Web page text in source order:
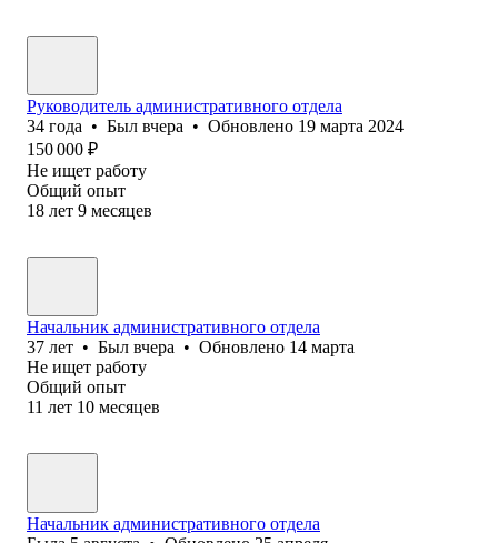
Руководитель административного отдела
34 года • Был вчера • Обновлено 19 марта 2024
150 000 ₽
Не ищет работу
Общий опыт
18 лет 9 месяцев
Начальник административного отдела
37 лет • Был вчера • Обновлено 14 марта
Не ищет работу
Общий опыт
11 лет 10 месяцев
Начальник административного отдела